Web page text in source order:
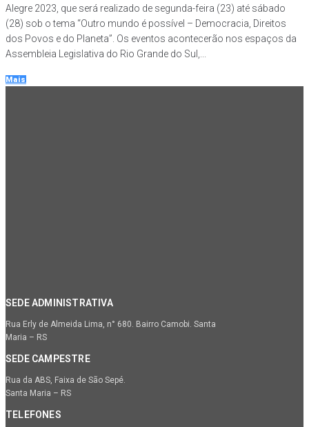
Alegre 2023, que será realizado de segunda-feira (23) até sábado
(28) sob o tema “Outro mundo é possível – Democracia, Direitos
dos Povos e do Planeta”. Os eventos acontecerão nos espaços da
Assembleia Legislativa do Rio Grande do Sul,...
Mais
SEDE ADMINISTRATIVA
Rua Erly de Almeida Lima, n° 680. Bairro Camobi. Santa
Maria – RS
SEDE CAMPESTRE
Rua da ABS, Faixa de São Sepé.
Santa Maria – RS
TELEFONES